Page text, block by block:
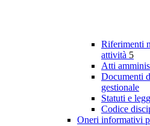
Riferimenti
attività 5
Atti
Documenti
gestionale
Statuti e
Codice
Oneri informativi